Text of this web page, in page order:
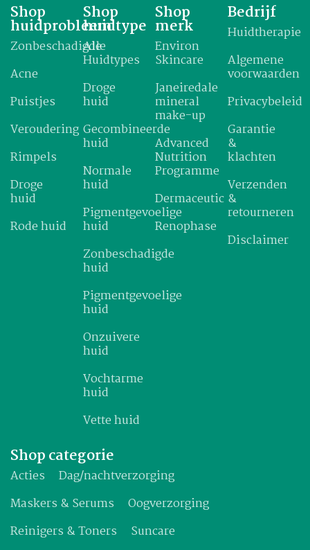
Shop
huidprobleem
Zonbeschadigde
Acne
Puistjes
Veroudering
Rimpels
Droge
huid
Rode huid
Shop
huidtype
Alle
Huidtypes
Droge
huid
Gecombineerde
huid
Normale
huid
Pigmentgevoelige
huid
Zonbeschadigde
huid
Pigmentgevoelige
huid
Onzuivere
huid
Vochtarme
huid
Vette huid
Shop
merk
Environ
Skincare
Janeiredale
mineral
make-up
Advanced
Nutrition
Programme
Dermaceutic
Renophase
Bedrijf
Huidtherapie
Algemene
voorwaarden
Privacybeleid
Garantie
&
klachten
Verzenden
&
retourneren
Disclaimer
Shop categorie
Acties
Dag/nachtverzorging
Maskers & Serums
Oogverzorging
Reinigers & Toners
Suncare